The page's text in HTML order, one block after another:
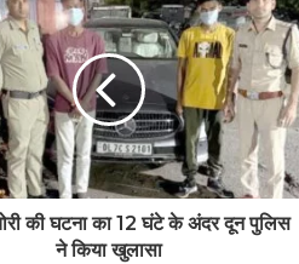
की घटना का 12 घंटे के अंदर दून पुलिस
ने किया खुलासा